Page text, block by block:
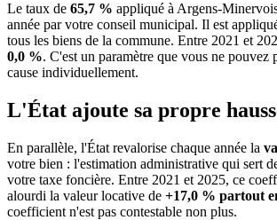
Le taux de 65,7 % appliqué à Argens-
année par votre conseil municipal. Il est
tous les biens de la commune. Entre 2021 et
0,0 %. C'est un paramètre que vous ne pouvez
cause individuellement.
L'État ajoute sa propre
En parallèle, l'État revalorise chaque année la
votre bien : l'estimation administrative qui sert
votre taxe foncière. Entre 2021 et 2025, ce
alourdi la valeur locative de +17,0 % partout
coefficient n'est pas contestable non plus.